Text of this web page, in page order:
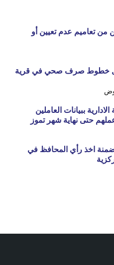
تعاميم عدم تعيين أو
خطوط صرف صحي في قرية
ببيانات العاملين
حتى نهاية شهر تموز
المادة 46 المتضمنة اخذ رأي المحافظ في